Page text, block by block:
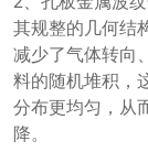
其规整的几何结
减少了气体转向
料的随机堆积，
分布更均匀，从
降。